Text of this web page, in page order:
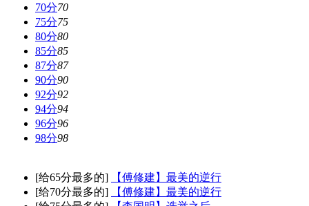
70分70
75分75
80分80
85分85
87分87
90分90
92分92
94分94
96分96
98分98
[给65分最多的]
【傅修建】最美的逆行
[给70分最多的]
【傅修建】最美的逆行